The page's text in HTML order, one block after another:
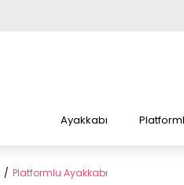
Ayakkabı
Platformlu Ayakkabı